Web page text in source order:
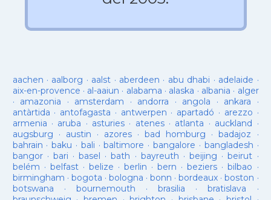
aachen · aalborg · aalst · aberdeen · abu dhabi · adelaide ·
aix-en-provence · al-aaiun · alabama · alaska · albania · alger
· amazonia · amsterdam · andorra · angola · ankara ·
antàrtida · antofagasta · antwerpen · apartadó · arezzo ·
armenia · aruba · asturies· atenes· atlanta · auckland ·
augsburg · austin · azores·bad homburg ·badajoz ·
bahrain ·baku · bali ·baltimore ·bangalore · bangladesh ·
bangor· bari ·basel ·bath · bayreuth ·beijing ·beirut ·
belém · belfast· belize · berlin ·bern ·beziers ·bilbao ·
birmingham · bogota · bologna ·bonn ·bordeaux ·boston ·
botswana · bournemouth ·brasilia ·bratislava ·